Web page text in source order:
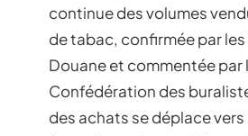
continue des volumes
de tabac, confirmée par les
Douane et commentée par
Confédération des
des achats se déplace vers